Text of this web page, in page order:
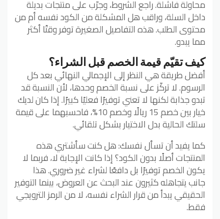
محاولة فاشلة. راجع الشروط، وجرّب على منتجات بديلة
داخل السلة، وراقب هل المشكلة من الكود نفسه أم من
محتوى الطلب. هذه التفاصيل الصغيرة توفر وقتًا أكثر
مما يبدو.
كيف تقيّم قيمة الخصم قبل الشراء؟
أفضل طريقة هي النظر إلى الإجمالي النهائي بعد كل
الرسوم. لا تركّز على نسبة الخصم وحدها، لأن النسبة قد
تبدو جذابة لكنها لا تعني توفيرًا فعليًا كبيرًا. إذا كان لديك
خيار بين خصم 15 ريالًا وخصم 10%، فاحسبهما على قيمة
سلتك الحالية بدل الاختيار بشكل تلقائي.
كما يفيد أن تسأل نفسك: هل كنت سأشتري هذه
المنتجات أصلًا بدون الكود؟ إذا كانت الإجابة لا، فربما لا
يكون الخصم توفيرًا بل دافعًا لشراء غير ضروري. هذا
جانب يتجاهله كثيرون عند البحث عن العروض، بينما التوفير
الحقيقي يبدأ من قرار الشراء نفسه، لا من الرمز الترويجي
فقط.